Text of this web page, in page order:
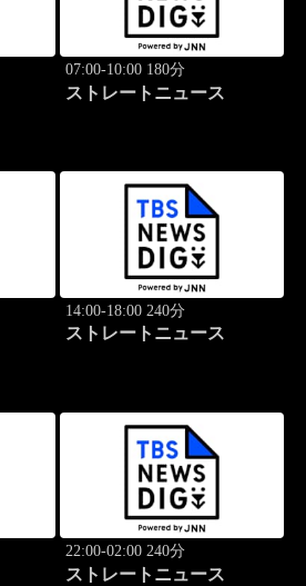
07:00-10:00 180分
ストレートニュース
14:00-18:00 240分
ストレートニュース
22:00-02:00 240分
ストレートニュース